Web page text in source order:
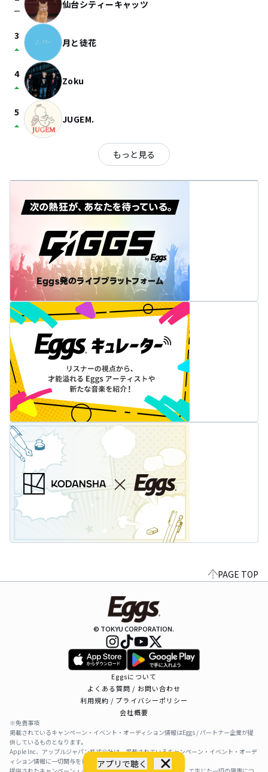
アプリで聴く
check_indeterminate_small 仙台シティーキャッツ
3
arrow_drop_up 月と徒花
4
arrow_drop_up Zoku
5
arrow_drop_up JUGEM.
もっと見る
PAGE TOP
© TOKYU CORPORATION.
Eggsについて
よくある質問 / お問い合わせ
利用規約 / プライバシーポリシー
会社概要
※免責事項
掲載されているキャンペーン・イベント・オーディション情報はEggs / パートナー企業が提
供しているものとなります。
Apple Inc、アップルジャパン株式会社は、掲載されているキャンペーン・イベント・オーデ
ィション情報に一切関与をしておりません。